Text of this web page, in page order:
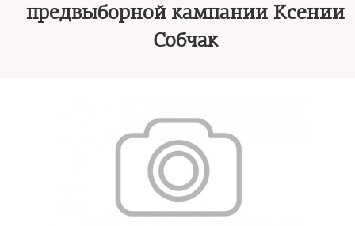
предвыборной кампании Ксении
Собчак